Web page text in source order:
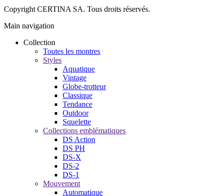
Copyright CERTINA SA. Tous droits réservés.
Main navigation
Collection
Toutes les montres
Styles
Aquatique
Vintage
Globe-trotteur
Classique
Tendance
Outdoor
Squelette
Collections emblématiques
DS Action
DS PH
DS-X
DS-2
DS-1
Mouvement
Automatique